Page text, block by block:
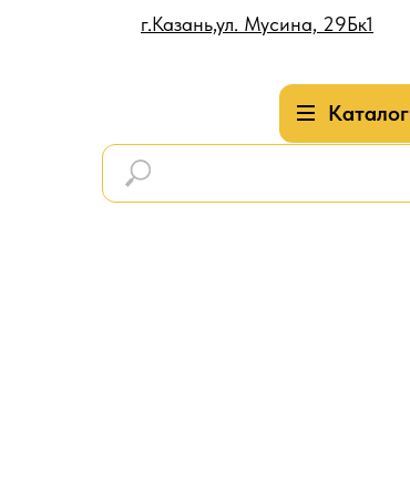
г.Казань,ул. Мусина, 29Бк1
Каталог